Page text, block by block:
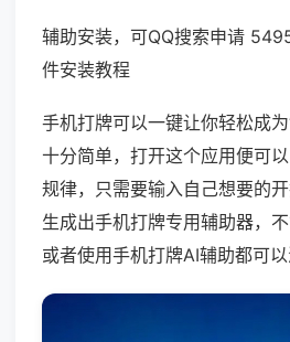
辅助安装，可QQ搜索申请
件安装教程
手机打牌可以一键让你轻松成
十分简单，打开这个应用便可
规律，只需要输入自己想要的
生成出手机打牌专用辅助器，
或者使用手机打牌AI辅助都可以